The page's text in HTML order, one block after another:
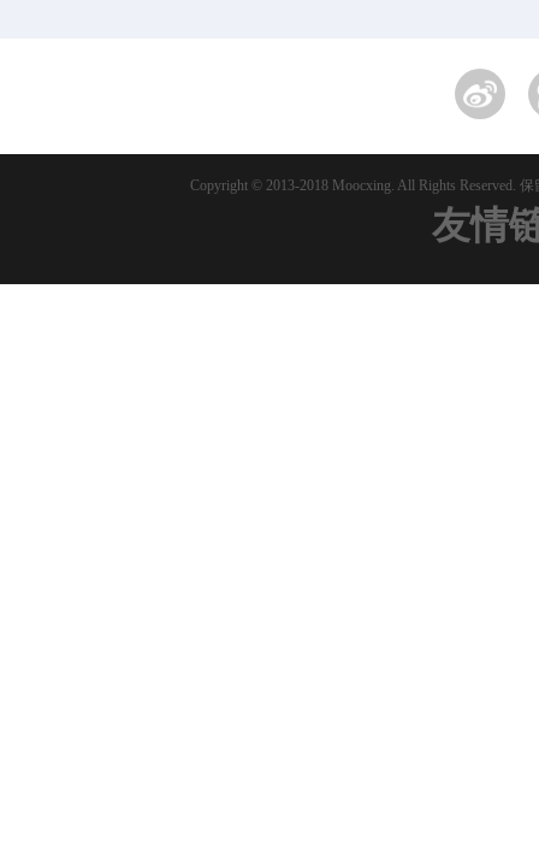
Copyright © 2013-2018 Moocxing. All Rights Reserved.
友情